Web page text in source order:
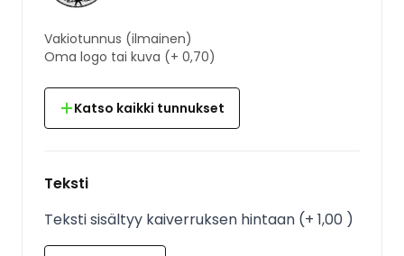
Vakiotunnus (ilmainen)
Oma logo tai kuva (+ 0,70)
Katso kaikki tunnukset
Teksti
Teksti sisältyy kaiverruksen hintaan (+ 1,00 )